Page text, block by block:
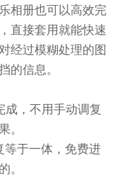
相册也可以高效完
直接套用就能快速
经过模糊处理的图
的信息。
成，不用手动调复
。
等于一体，免费进
。